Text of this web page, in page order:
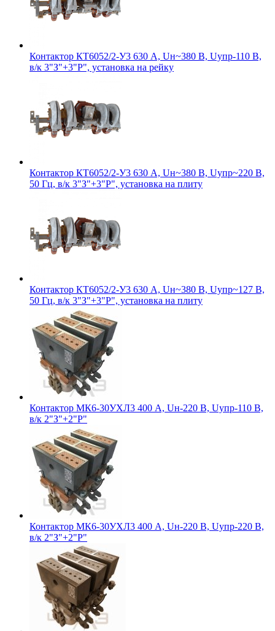
Контактор КТ6052/2-У3 630 А, Uн~380 В, Uупр-110 В,
в/к 3"З"+3"Р", установка на рейку
Контактор КТ6052/2-У3 630 А, Uн~380 В, Uупр~220 В,
50 Гц, в/к 3"З"+3"Р", установка на плиту
Контактор КТ6052/2-У3 630 А, Uн~380 В, Uупр~127 В,
50 Гц, в/к 3"З"+3"Р", установка на плиту
Контактор МК6-30УХЛ3 400 А, Uн-220 В, Uупр-110 В,
в/к 2"З"+2"Р"
Контактор МК6-30УХЛ3 400 А, Uн-220 В, Uупр-220 В,
в/к 2"З"+2"Р"